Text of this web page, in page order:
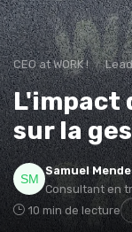
CEO at WORK !
L'impact
sur la
Samuel
Consultant en
10 min de lecture